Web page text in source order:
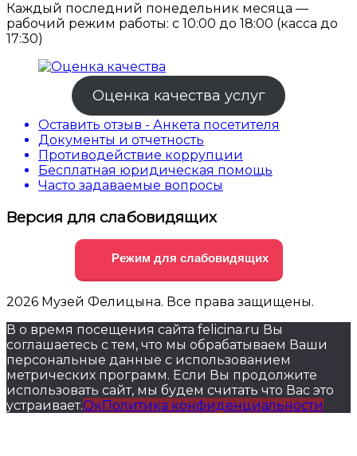
Каждый последний понедельник месяца —
рабочий режим работы: с 10:00 до 18:00 (касса до
17:30)
Оценка качества услуг
Оставить отзыв - Анкета посетителя
Документы и отчетность
Противодействие коррупции
Бесплатная юридическая помощь
Часто задаваемые вопросы
Версия для слабовидящих
Режим для слабовидящих
2026 Музей Фелицына. Все права защищены.
В о время посещения сайта felicina.ru Вы
соглашаетесь с тем, что мы обрабатываем Ваши
персональные данные с использованием
метрических программ. Если Вы продолжите
использовать сайт, мы будем считать что Вас это
устраивает.ОкПолитика конфиденциальности